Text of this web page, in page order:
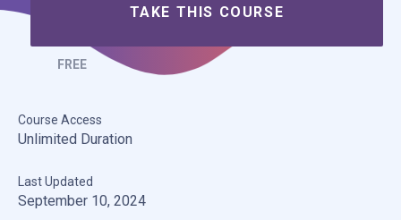
TAKE THIS COURSE
FREE
Course Access
Unlimited Duration
Last Updated
September 10, 2024